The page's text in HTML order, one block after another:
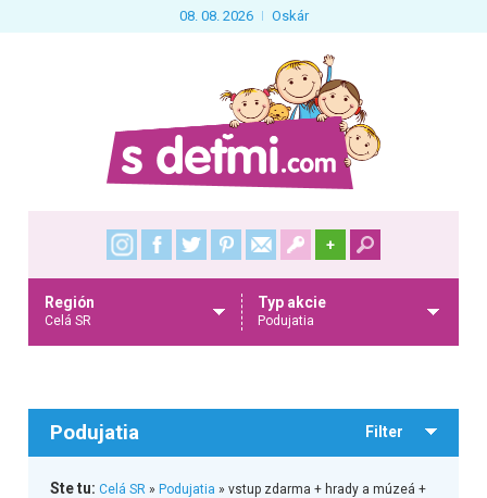
08. 08. 2026 Oskár
+
Región
Celá SR
Typ akcie
Podujatia
Podujatia Filter
Ste tu: Celá SR» Podujatia » vstup zdarma + hrady a múzeá +